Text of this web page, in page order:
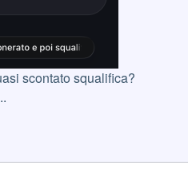
scontato squalifica?